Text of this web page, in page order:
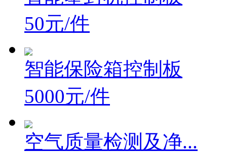
50元/件
智能保险箱控制板
5000元/件
空气质量检测及净...